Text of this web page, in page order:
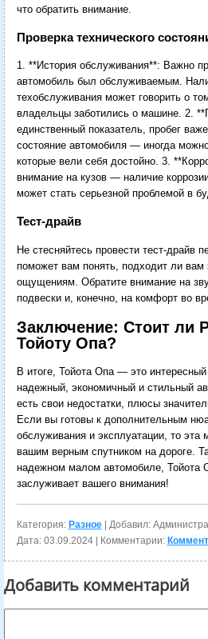
что обратить внимание.
Проверка технического
1. **История обслуживания**: Важно
автомобиль был обслуживаемым.
техобслуживания может говорить о
владельцы заботились о машине. 2.
единственный показатель, пробег
состояние автомобиля — иногда
которые вели себя достойно. 3.
внимание на кузов — наличие
может стать серьезной проблемой в
Тест-драйв
Не стесняйтесь провести тест-драйв
поможет вам понять, подходит ли вам
ощущениям. Обратите внимание на
подвески и, конечно, на комфорт во
Заключение: Стоит ли
Тойоту Опа?
В итоге, Тойота Опа — это
надежный, экономичный и стильный
есть свои недостатки, плюсы
Если вы готовы к дополнительным
обслуживания и эксплуатации, то эта
вашим верным спутником на дороге.
надежном малом автомобиле, Тойота
заслуживает вашего внимания!
Категория: Разное| Добавил:
Дата: 03.09.2024| Комментарии:
Добавить комментарий